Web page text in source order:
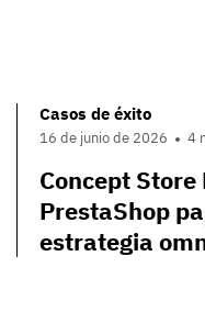
Casos de éxito
16 de junio de 2026 4
Concept
PrestaShop
estrategia